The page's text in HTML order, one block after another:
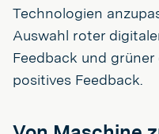
Technologien
Auswahl roter
Feedback und
positives Feedback.